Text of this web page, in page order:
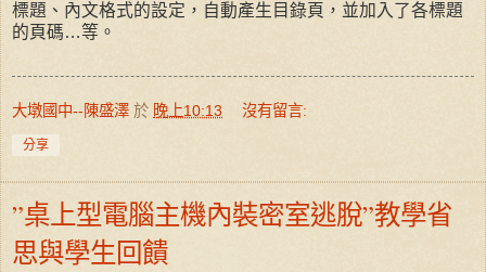
標題、內文格式的設定，自動產生目錄頁，並加入了各標題
的頁碼…等。
大墩國中--陳盛澤 於 晚上10:13 沒有留言:
分享
”桌上型電腦主機內裝密室逃脫”教學省
思與學生回饋